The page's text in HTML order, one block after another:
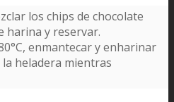
los chips de chocolate
harina y reservar.
enmantecar y enharinar
heladera mientras